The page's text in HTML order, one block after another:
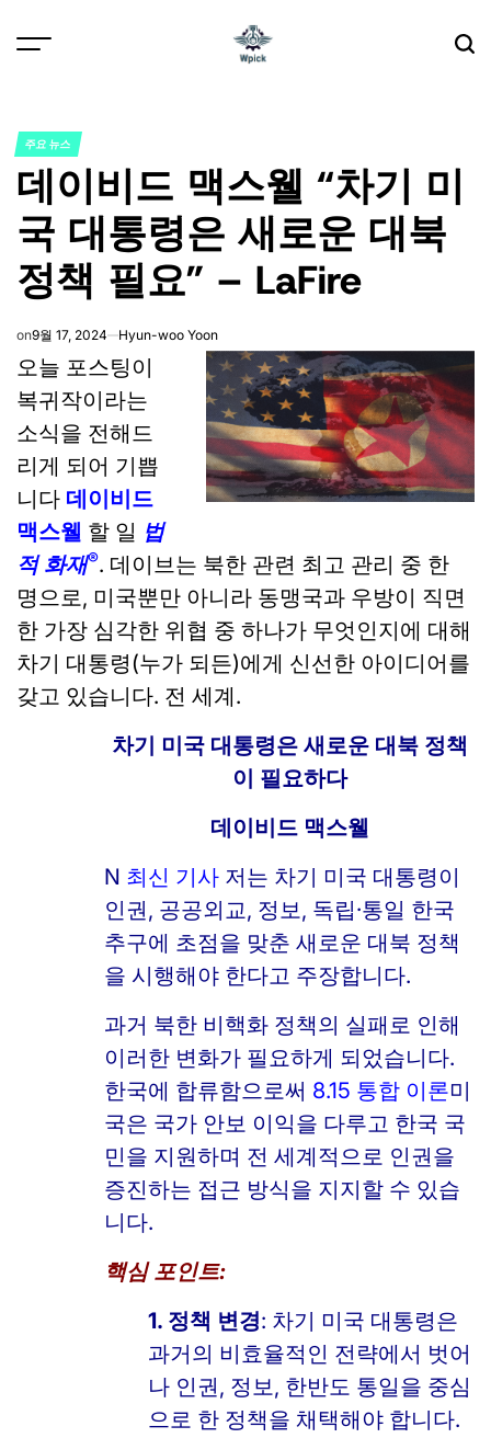
POSTED
IN
주요 뉴스
데이비드 맥스웰 “차기 미
국 대통령은 새로운 대북
정책 필요” – LaFire
on9월 17, 2024 Hyun-woo Yoon
오늘 포스팅이
복귀작이라는
소식을 전해드
리게 되어 기쁩
니다 데이비드
맥스웰 할 일 법
적 화재®. 데이브는 북한 관련 최고 관리 중 한
명으로, 미국뿐만 아니라 동맹국과 우방이 직면
한 가장 심각한 위협 중 하나가 무엇인지에 대해
차기 대통령(누가 되든)에게 신선한 아이디어를
갖고 있습니다. 전 세계.
차기 미국 대통령은 새로운 대북 정책
이 필요하다
데이비드 맥스웰
N 최신 기사 저는 차기 미국 대통령이
인권, 공공외교, 정보, 독립·통일 한국
추구에 초점을 맞춘 새로운 대북 정책
을 시행해야 한다고 주장합니다.
과거 북한 비핵화 정책의 실패로 인해
이러한 변화가 필요하게 되었습니다.
한국에 합류함으로써 8.15 통합 이론미
국은 국가 안보 이익을 다루고 한국 국
민을 지원하며 전 세계적으로 인권을
증진하는 접근 방식을 지지할 수 있습
니다.
핵심 포인트:
1. 정책 변경: 차기 미국 대통령은
과거의 비효율적인 전략에서 벗어
나 인권, 정보, 한반도 통일을 중심
으로 한 정책을 채택해야 합니다.